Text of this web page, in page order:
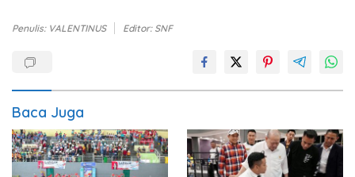
Penulis: VALENTINUS Editor: SNF
Baca Juga